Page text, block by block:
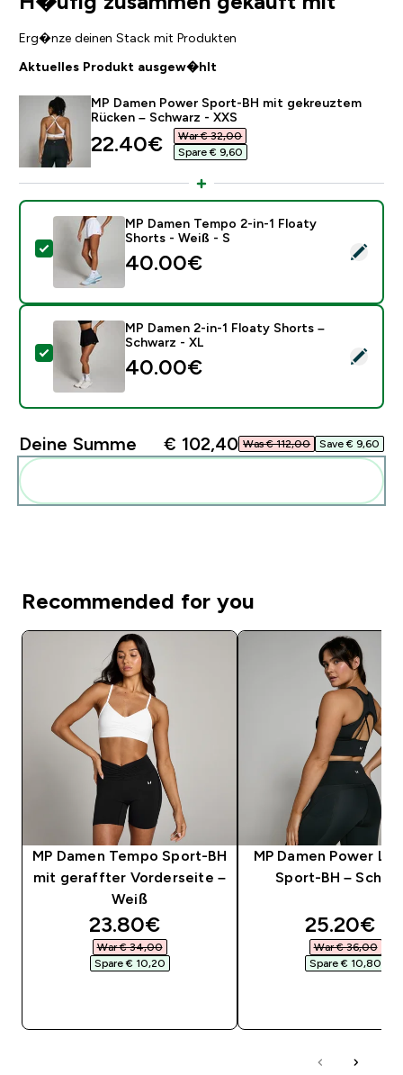
Erg�nze deinen Stack mit Produkten
Aktuelles Produkt ausgew�hlt
MP Damen Power Sport-BH mit gekreuztem
Rücken – Schwarz - XXS
discounted price
22.40€‎
War € 32,00‎
Spare € 9,60‎
Dieses Produkt ausw�hlen - MP Damen Tempo 2-in-
MP Damen Tempo 2-in-1 Floaty
Shorts - Weiß - S
40.00€‎
Dieses Produkt ausw�hlen - MP Damen 2-in-1
MP Damen 2-in-1 Floaty Shorts –
Schwarz - XL
40.00€‎
Deine Summe € 102,40‎ Was € 112,00‎ Save € 9,60‎
Recommended for you
MP Damen Tempo Sport-BH
mit geraffter Vorderseite –
Weiß
discounted price
23.80€‎
War € 34,00‎
Spare € 10,20‎
MP Damen Power
Sport-BH –
25.20€‎
War € 36,00‎
Spare € 10,80‎